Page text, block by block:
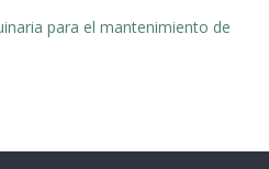
para el mantenimiento de